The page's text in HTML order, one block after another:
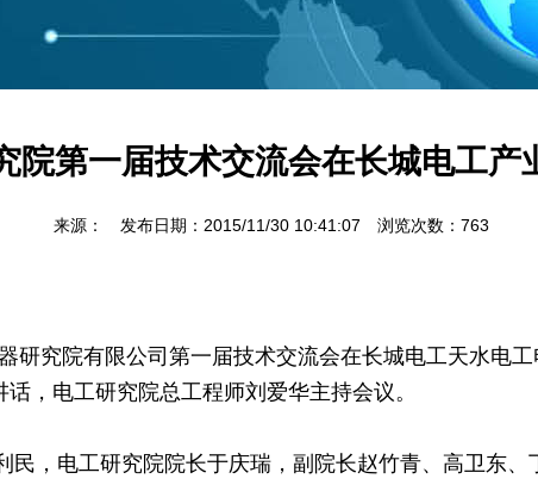
院第一届技术交流会在长城电工产
来源： 发布日期：2015/11/30 10:41:07 浏览次数： 763
究院有限公司第一届技术交流会在长城电工天水电工
，电工研究院总工程师刘爱华主持会议。
电工研究院院长于庆瑞，副院长赵竹青、高卫东、